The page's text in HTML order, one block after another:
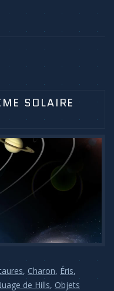
SOLAIRE
, Charon, Éris,
de Hills, Objets